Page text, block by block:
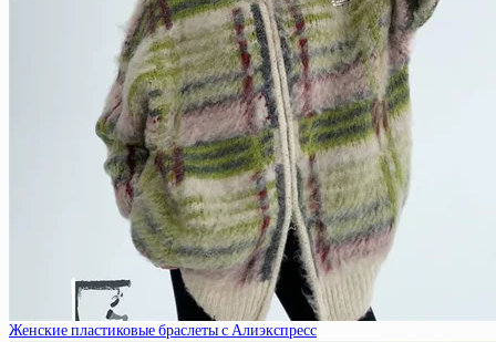
Женские пластиковые браслеты с Алиэкспресс